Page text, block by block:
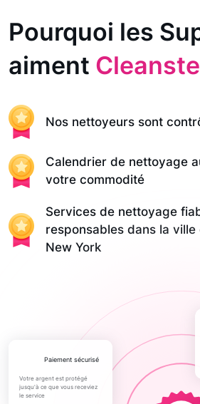
Pourquoi les
aiment
Nos nettoyeurs sont
Calendrier de nettoyage
votre commodité
Services de nettoyage
responsables dans la
New York
paiement sécurisé
Votre argent est protégé
jusqu'à ce que vous receviez
le service